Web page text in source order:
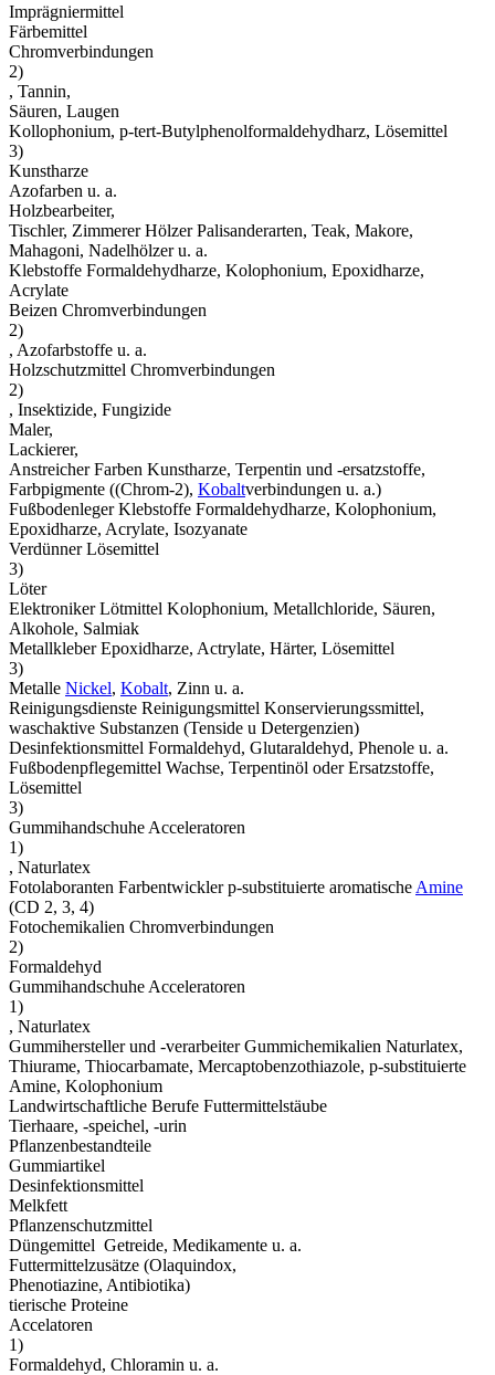
Imprägniermittel
Färbemittel
Chromverbindungen
2)
, Tannin,
Säuren, Laugen
Kollophonium, p-tert-Butylphenolformaldehydharz, Lösemittel
3)
Kunstharze
Azofarben u. a.
Holzbearbeiter,
Tischler, Zimmerer Hölzer Palisanderarten, Teak, Makore,
Mahagoni, Nadelhölzer u. a.
Klebstoffe Formaldehydharze, Kolophonium, Epoxidharze,
Acrylate
Beizen Chromverbindungen
2)
, Azofarbstoffe u. a.
Holzschutzmittel Chromverbindungen
2)
, Insektizide, Fungizide
Maler,
Lackierer,
Anstreicher Farben Kunstharze, Terpentin und -ersatzstoffe,
Farbpigmente ((Chrom-2), Kobaltverbindungen u. a.)
Fußbodenleger Klebstoffe Formaldehydharze, Kolophonium,
Epoxidharze, Acrylate, Isozyanate
Verdünner Lösemittel
3)
Löter
Elektroniker Lötmittel Kolophonium, Metallchloride, Säuren,
Alkohole, Salmiak
Metallkleber Epoxidharze, Actrylate, Härter, Lösemittel
3)
Metalle Nickel, Kobalt, Zinn u. a.
Reinigungsdienste Reinigungsmittel Konservierungssmittel,
waschaktive Substanzen (Tenside u Detergenzien)
Desinfektionsmittel Formaldehyd, Glutaraldehyd, Phenole u. a.
Fußbodenpflegemittel Wachse, Terpentinöl oder Ersatzstoffe,
Lösemittel
3)
Gummihandschuhe Acceleratoren
1)
, Naturlatex
Fotolaboranten Farbentwickler p-substituierte aromatische Amine
(CD 2, 3, 4)
Fotochemikalien Chromverbindungen
2)
Formaldehyd
Gummihandschuhe Acceleratoren
1)
, Naturlatex
Gummihersteller und -verarbeiter Gummichemikalien Naturlatex,
Thiurame, Thiocarbamate, Mercaptobenzothiazole, p-substituierte
Amine, Kolophonium
Landwirtschaftliche Berufe Futtermittelstäube
Tierhaare, -speichel, -urin
Pflanzenbestandteile
Gummiartikel
Desinfektionsmittel
Melkfett
Pflanzenschutzmittel
Düngemittel Getreide, Medikamente u. a.
Futtermittelzusätze (Olaquindox,
Phenotiazine, Antibiotika)
tierische Proteine
Accelatoren
1)
Formaldehyd, Chloramin u. a.